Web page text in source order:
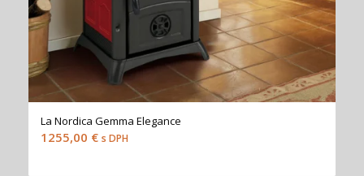
La Nordica Gemma Elegance
1255,00 € s DPH